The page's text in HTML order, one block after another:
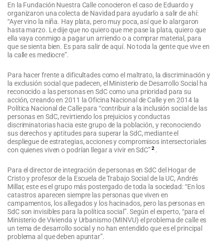
En la Fundación Nuestra Calle conocieron el caso de Eduardo y
organizaron una colecta de Navidad para ayudarlo a salir de ahí:
“Ayer vino la niña. Hay plata, pero muy poca, así que lo alargaron
hasta marzo. Le dije que no quiero que me pase la plata, quiero que
ella vaya conmigo a pagar un arriendo o a comprar material, para
que se sienta bien. Es para salir de aquí. No toda la gente que vive en
la calle es mediocre”.
Para hacer frente a dificultades como el maltrato, la discriminación y
la exclusión social que padecen, el Ministerio de Desarrollo Social ha
reconocido a las personas en SdC como una prioridad para su
acción, creando en 2011 la Oficina Nacional de Calle y en 2014 la
Política Nacional de Calle para “contribuir a la inclusión social de las
personas en SdC, revirtiendo los prejuicios y conductas
discriminatorias hacia este grupo de la población, y reconociendo
sus derechos y aptitudes para superar la SdC, mediante el
despliegue de estrategias, acciones y compromisos intersectoriales
con quienes viven o podrían llegar a vivir en SdC”2 .
Para el director de integración de personas en SdC del Hogar de
Cristo y profesor de la Escuela de Trabajo Social de la UC, Andrés
Millar, este es el grupo más postergado de toda la sociedad: “En los
catastros aparecen siempre las personas que viven en
campamentos, los allegados y los hacinados, pero las personas en
SdC son invisibles para la política social”. Según el experto, “para el
Ministerio de Vivienda y Urbanismo (MINVU) el problema de calle es
un tema de desarrollo social y no han entendido que es el principal
problema al que deben apuntar”.